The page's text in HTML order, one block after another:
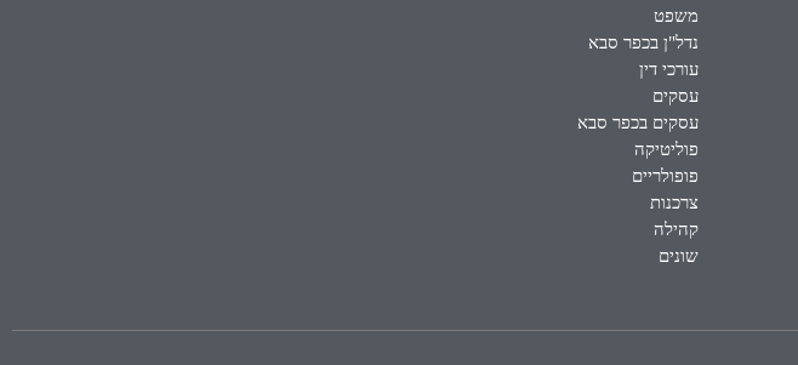
משפט
נדל"ן בכפר סבא
עורכי דין
עסקים
עסקים בכפר סבא
פוליטיקה
פופולריים
צרכנות
קהילה
שונים